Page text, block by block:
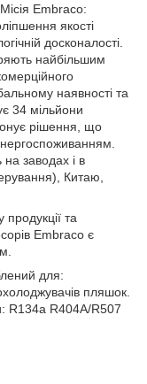
Embraco:
якості
досконалості.
найбільшим
наявності та
34 мільйони
рішення, що
заводах і в
Китаю,
та
Embraco є
для:
пляшок.
R134a R404A/R507